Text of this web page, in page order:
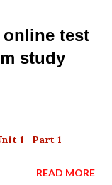
online test
study
1- Part 1
READ MORE